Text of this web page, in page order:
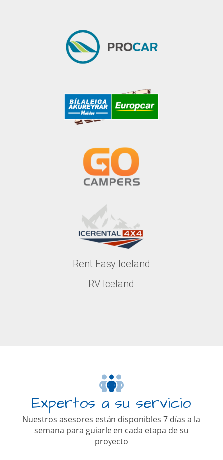
Rent Easy Iceland
RV Iceland
Expertos a su servicio
Nuestros asesores están disponibles 7 días a la
semana para guiarle en cada etapa de su
proyecto